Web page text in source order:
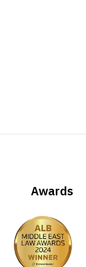
Awards